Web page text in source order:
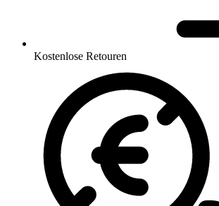
Kostenlose Retouren